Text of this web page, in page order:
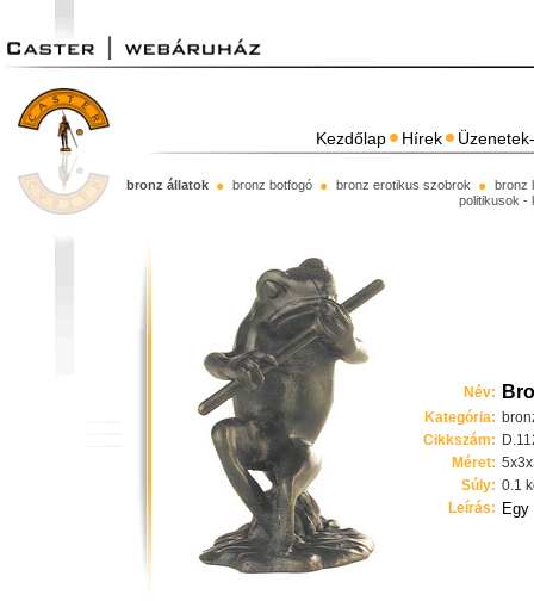
Kezdőlap Hírek
bronz állatok bronz botfogó bronz erotikus szobrok
bronz
politikusok -
Név:
Kategória:
Cikkszám:
Méret:
Súly: 0.1
Leírás: